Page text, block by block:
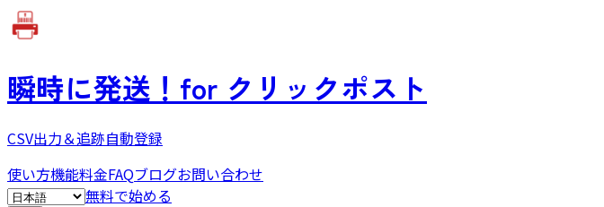
瞬時に発送！ for クリックポスト
CSV出力＆追跡自動登録
使い方機能料金FAQブログお問い合わせ
無料で始める